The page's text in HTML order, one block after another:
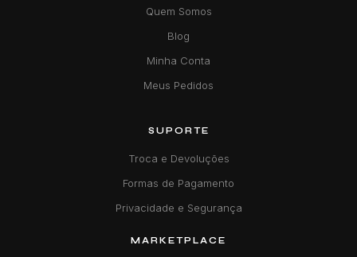
Quem Somos
Blog
Minha Conta
Meus Pedidos
SUPORTE
Troca e Devoluções
Formas de Pagamento
Privacidade e Segurança
MARKETPLACE